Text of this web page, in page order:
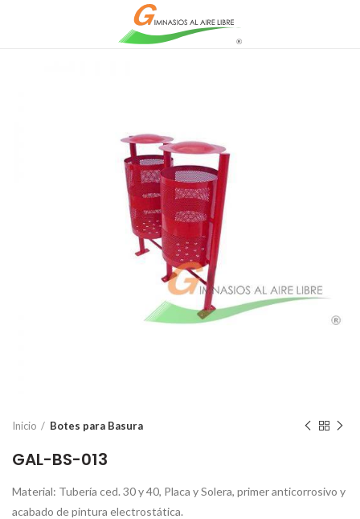
Inicio Botes para Basura
GAL-BS-013
Material: Tubería ced. 30 y 40, Placa y Solera, primer anticorrosivo y
acabado de pintura electrostática.